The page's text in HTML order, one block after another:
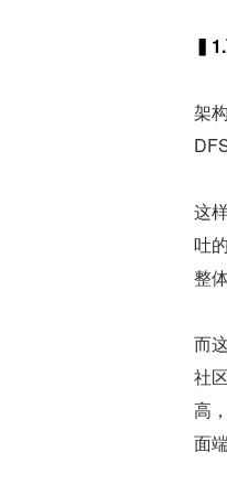
架
这
吐
整
而
社
高
面